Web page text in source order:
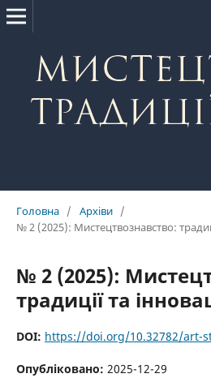
Головна / Архіви /
№ 2 (2025): Мистецтвознавство:
№ 2 (2025):
традиції та
DOI: https://doi.org/10.32782/art-
Опубліковано: 2025-12-29